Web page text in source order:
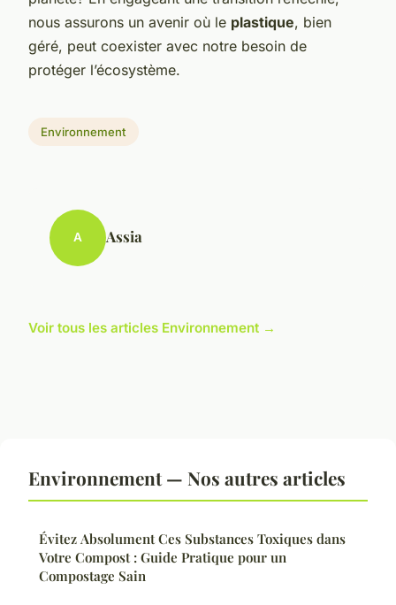
nous assurons un avenir où le plastique, bien
géré, peut coexister avec notre besoin de
protéger l’écosystème.
Environnement
A Assia
Voir tous les articles Environnement →
Environnement — Nos autres articles
Évitez Absolument Ces Substances Toxiques dans
Votre Compost : Guide Pratique pour un
Compostage Sain